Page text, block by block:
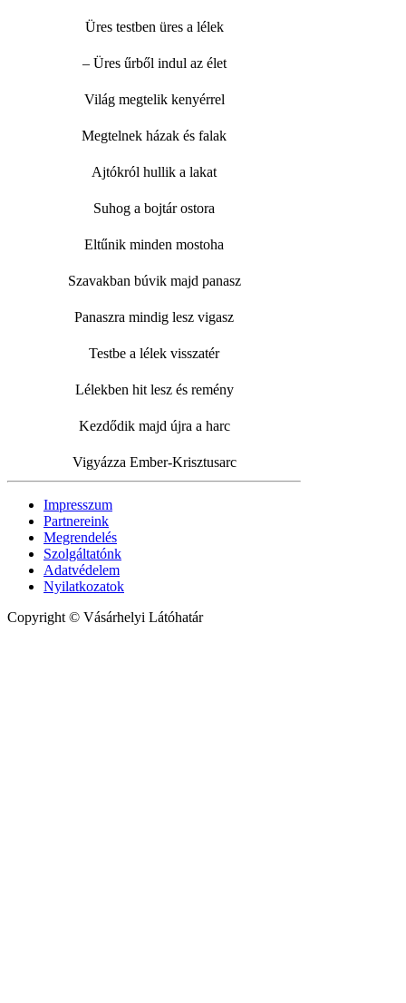
Üres testben üres a lélek
– Üres űrből indul az élet
Világ megtelik kenyérrel
Megtelnek házak és falak
Ajtókról hullik a lakat
Suhog a bojtár ostora
Eltűnik minden mostoha
Szavakban búvik majd panasz
Panaszra mindig lesz vigasz
Testbe a lélek visszatér
Lélekben hit lesz és remény
Kezdődik majd újra a harc
Vigyázza Ember-Krisztusarc
Impresszum
Partnereink
Megrendelés
Szolgáltatónk
Adatvédelem
Nyilatkozatok
Copyright © Vásárhelyi Látóhatár